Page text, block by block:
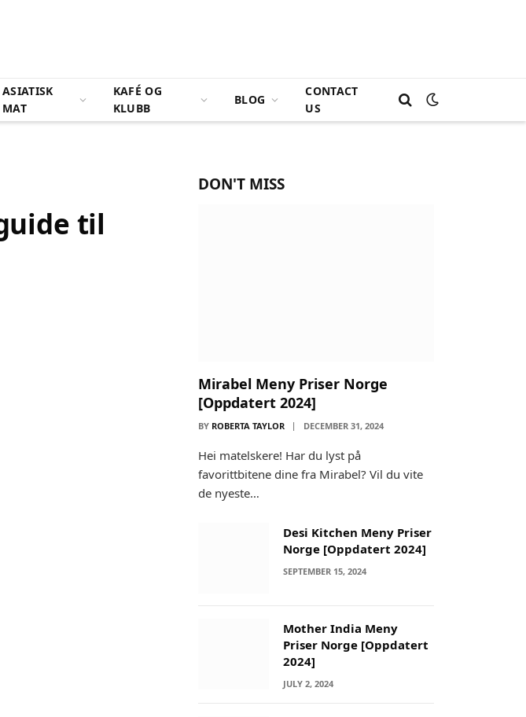
ASIATISK
MAT
KAFÉ OG
KLUBB
BLOG
CONTACT
US
til
DON'T MISS
Mirabel Meny Priser Norge
[Oppdatert 2024]
BY ROBERTA TAYLOR DECEMBER 31, 2024
Hei matelskere! Har du lyst på
favorittbitene dine fra Mirabel? Vil du vite
de nyeste…
Desi Kitchen Meny Priser
Norge [Oppdatert 2024]
SEPTEMBER 15, 2024
Mother India Meny
Priser Norge [Oppdatert
2024]
JULY 2, 2024